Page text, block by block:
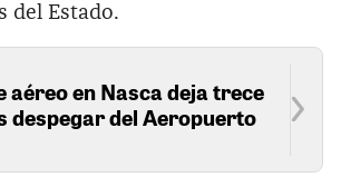
del Estado.
aéreo en Nasca deja trece
despegar del Aeropuerto